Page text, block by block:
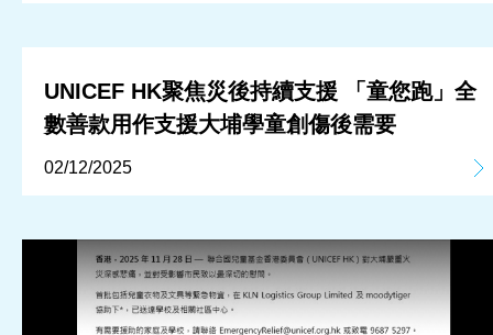
UNICEF HK聚焦災後持續支援 「童您跑」全
數善款用作支援大埔學童創傷後需要
02/12/2025